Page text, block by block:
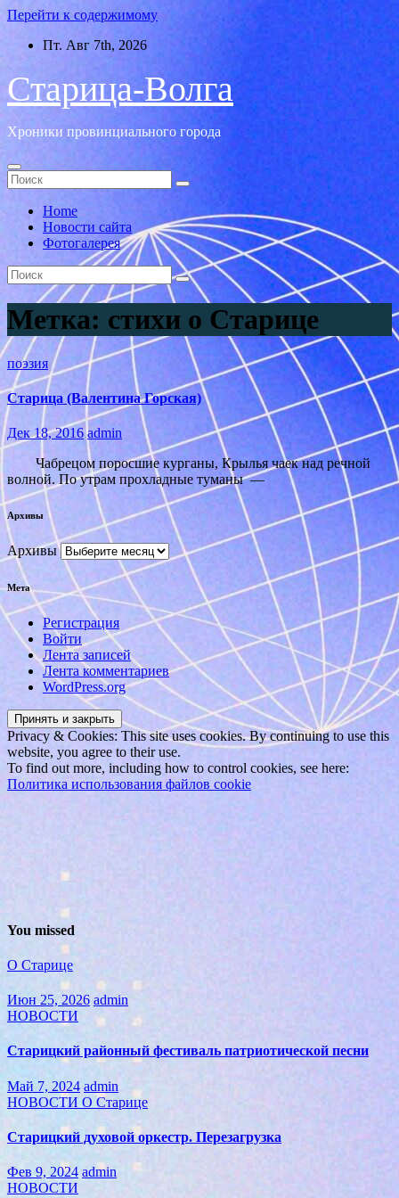
Перейти к содержимому
Пт. Авг 7th, 2026
Старица-Волга
Хроники провинциального города
Home
Новости сайта
Фотогалерея
Метка: стихи о Старице
поэзия
Старица (Валентина Горская)
Дек 18, 2016 admin
Чабрецом поросшие курганы, Крылья чаек над речной
волной. По утрам прохладные туманы —
Архивы
Архивы
Мета
Регистрация
Войти
Лента записей
Лента комментариев
WordPress.org
Privacy & Cookies: This site uses cookies. By continuing to use this
website, you agree to their use.
To find out more, including how to control cookies, see here:
Политика использования файлов cookie
You missed
О Старице
Июн 25, 2026 admin
НОВОСТИ
Старицкий районный фестиваль патриотической песни
Май 7, 2024 admin
НОВОСТИ О Старице
Старицкий духовой оркестр. Перезагрузка
Фев 9, 2024 admin
НОВОСТИ